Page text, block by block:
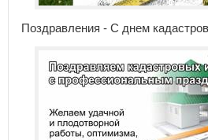
Поздравления - С днем